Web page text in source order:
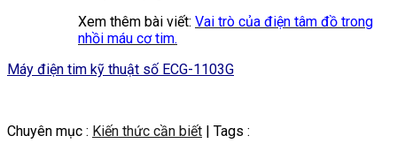
Xem thêm bài viết: Vai trò của điện tâm đồ trong
nhồi máu cơ tim.
Máy điện tim kỹ thuật số ECG-1103G
Chuyên mục : Kiến thức cần biết | Tags :